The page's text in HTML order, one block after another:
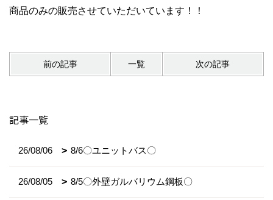
商品のみの販売させていただいています！！
前の記事 一覧 次の記事
記事一覧
26/08/06 8/6〇ユニットバス〇
26/08/05 8/5〇外壁ガルバリウム鋼板〇